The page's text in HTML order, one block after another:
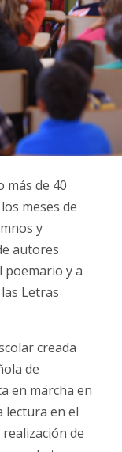
más de 40
meses de
y
autores
poemario y a
Letras
creada
de
en marcha en
lectura en el
de